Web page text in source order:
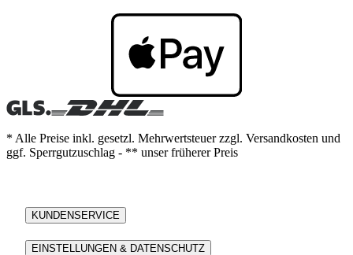
* Alle Preise inkl. gesetzl. Mehrwertsteuer zzgl. Versandkosten und
ggf. Sperrgutzuschlag - ** unser früherer Preis
KUNDENSERVICE
EINSTELLUNGEN & DATENSCHUTZ